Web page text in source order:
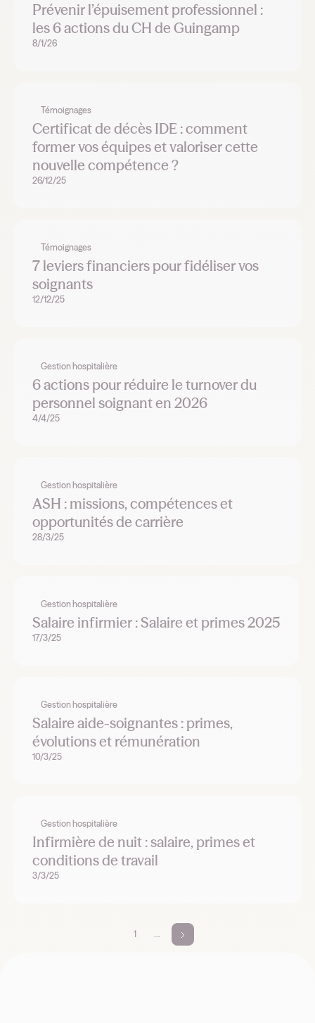
Prévenir l’épuisement professionnel :
les 6 actions du CH de Guingamp
8/1/26
Témoignages
Certificat de décès IDE : comment
former vos équipes et valoriser cette
nouvelle compétence ?
26/12/25
Témoignages
7 leviers financiers pour fidéliser vos
soignants
12/12/25
Gestion hospitalière
6 actions pour réduire le turnover du
personnel soignant en 2026
4/4/25
Gestion hospitalière
ASH : missions, compétences et
opportunités de carrière
28/3/25
Gestion hospitalière
Salaire infirmier : Salaire et primes 2025
17/3/25
Gestion hospitalière
Salaire aide-soignantes : primes,
évolutions et rémunération
10/3/25
Gestion hospitalière
Infirmière de nuit : salaire, primes et
conditions de travail
3/3/25
1 ...